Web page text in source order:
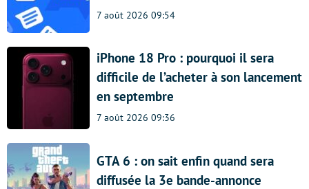
7 août 2026 09:54
iPhone 18 Pro : pourquoi il sera
difficile de l’acheter à son lancement
en septembre
7 août 2026 09:36
GTA 6 : on sait enfin quand sera
diffusée la 3e bande-annonce